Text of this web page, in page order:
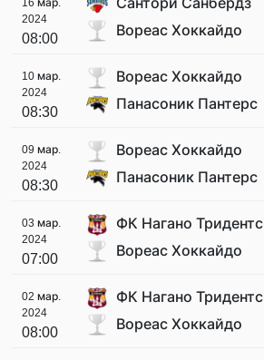
2024
08:00
Вореас Хоккайдо
10 мар.
2024
08:30
Вореас Хоккайдо
Панасоник Пантерс
09 мар.
2024
08:30
Вореас Хоккайдо
Панасоник Пантерс
03 мар.
2024
07:00
ФК Нагано Тридентс
Вореас Хоккайдо
02 мар.
2024
08:00
ФК Нагано Тридентс
Вореас Хоккайдо